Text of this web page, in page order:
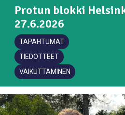
nettisivuja
Protun blokki
27.6.2026
TAPAHTUMAT
TIEDOTTEET
VAIKUTTAMINEN